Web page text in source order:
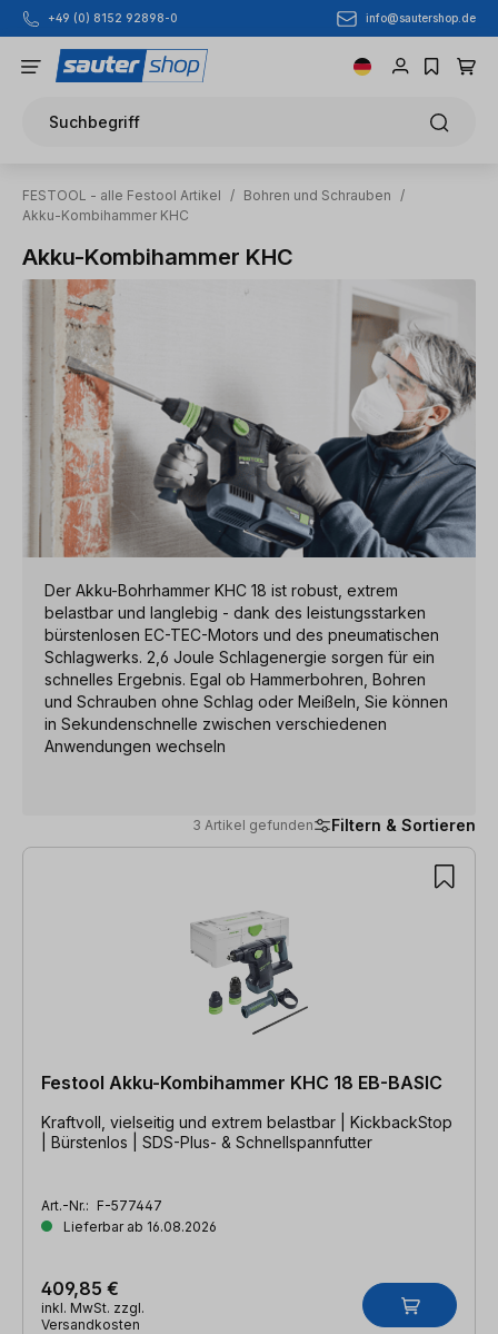
Zum Hauptinhalt springen
+49 (0) 8152 92898-0 info@sautershop.de
Suchbegriff
FESTOOL - alle Festool Artikel / Bohren und Schrauben
/
Akku-Kombihammer KHC
Akku-Kombihammer KHC
Der Akku-Bohrhammer KHC 18 ist robust, extrem
belastbar und langlebig - dank des leistungsstarken
bürstenlosen EC-TEC-Motors und des pneumatischen
Schlagwerks. 2,6 Joule Schlagenergie sorgen für ein
schnelles Ergebnis. Egal ob Hammerbohren, Bohren
und Schrauben ohne Schlag oder Meißeln, Sie können
in Sekundenschnelle zwischen verschiedenen
Anwendungen wechseln
3 Artikel gefunden Filtern & Sortieren
3 Artikel gefunden
Festool Akku-Kombihammer KHC 18 EB-BASIC
Kraftvoll, vielseitig und extrem belastbar | KickbackStop
| Bürstenlos | SDS-Plus- & Schnellspannfutter
Art.-Nr.: F-577447
Lieferbar ab 16.08.2026
409,85 €
inkl. MwSt. zzgl.
Versandkosten